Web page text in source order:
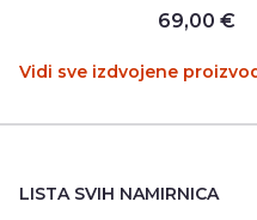
69,00 €
Vidi sve izdvojene
LISTA SVIH NAMIRNICA